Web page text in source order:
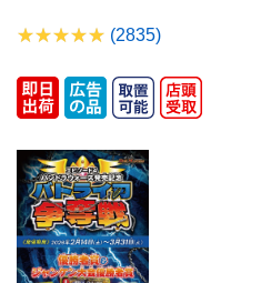
(2835)